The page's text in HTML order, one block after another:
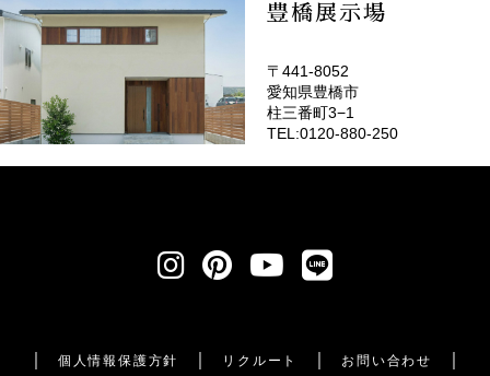
豊橋展示場
〒441-8052
愛知県豊橋市
柱三番町3−1
TEL:0120-880-250
個人情報保護方針 リクルート
お問い合わせ